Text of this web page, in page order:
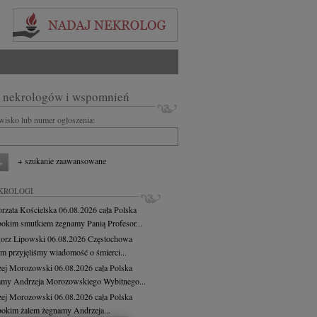
nekrologów i wspomnień
lub numer ogłoszenia:
+ szukanie zaawansowane
Kościelska06.08.2026cała Polska
smutkiem żegnamy Panią Profesor...
Lipowski 06.08.2026Częstochowa
przyjęliśmy wiadomość o śmierci...
Morozowski 06.08.2026cała Polska
Andrzeja Morozowskiego Wybitnego...
Morozowski 06.08.2026cała Polska
żalem żegnamy Andrzeja...